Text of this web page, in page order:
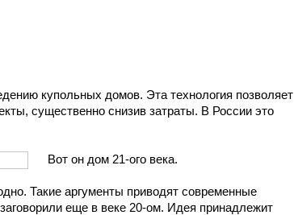
купольных домов. Эта технология позволяет
существенно снизив затраты. В России это
Вот он дом 21-ого века.
Такие аргументы приводят современные
еще в веке 20-ом. Идея принадлежит